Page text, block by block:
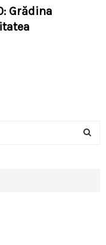
Grădina